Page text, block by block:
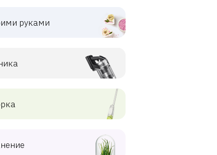
руками